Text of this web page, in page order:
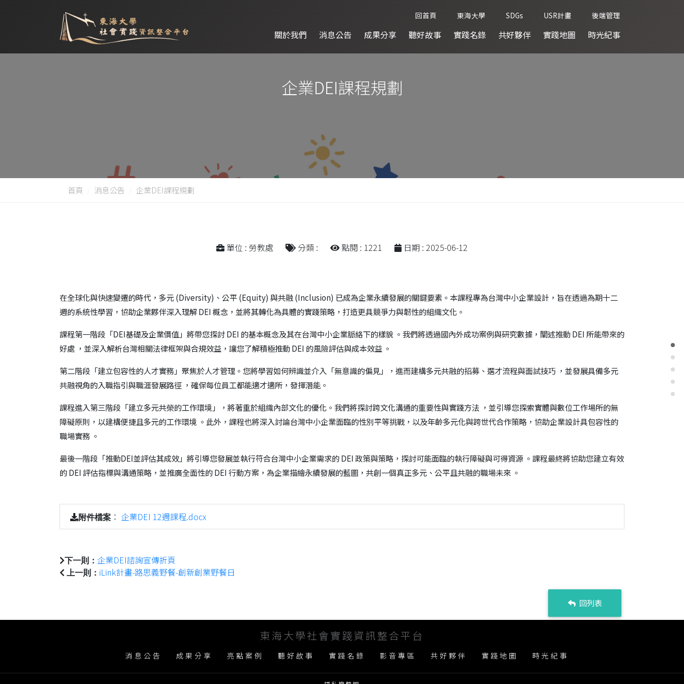
回首頁 東海大學 SDGs USR計畫 後端管理
關於我們 消息公告 成果分享 聽好故事 實踐名錄 共好夥伴 實踐地圖 時光紀事
企業DEI課程規劃
首頁 消息公告 企業DEI課程規劃
單位 : 勞教處 分類 : 點閱 : 1221 日期 : 2025-06-12
在全球化與快速變遷的時代，多元 (Diversity)、公平 (Equity) 與共融 (Inclusion) 已成為企業永續發展的關鍵要素。本課程專為台灣中小企業設計，旨在透過為期十二
週的系統性學習，協助企業夥伴深入理解 DEI 概念，並將其轉化為具體的實踐策略，打造更具競爭力與韌性的組織文化。
課程第一階段「DEI基礎及企業價值」將帶您探討 DEI 的基本概念及其在台灣中小企業脈絡下的樣貌 。我們將透過國內外成功案例與研究數據，闡述推動 DEI 所能帶來的
好處 ，並深入解析台灣相關法律框架與合規效益，讓您了解積極推動 DEI 的風險評估與成本效益 。
第二階段「建立包容性的人才實務」聚焦於人才管理。您將學習如何辨識並介入「無意識的偏見」，進而建構多元共融的招募、選才流程與面試技巧 ，並發展具備多元
共融視角的入職指引與職涯發展路徑 ，確保每位員工都能適才適所，發揮潛能。
課程進入第三階段「建立多元共榮的工作環境」，將著重於組織內部文化的優化。我們將探討跨文化溝通的重要性與實踐方法 ，並引導您探索實體與數位工作場所的無
障礙原則，以建構便捷且多元的工作環境 。此外，課程也將深入討論台灣中小企業面臨的性別平等挑戰，以及年齡多元化與跨世代合作策略，協助企業設計具包容性的
職場實務 。
最後一階段「推動DEI並評估其成效」將引導您發展並執行符合台灣中小企業需求的 DEI 政策與策略，探討可能面臨的執行障礙與可得資源 。課程最終將協助您建立有效
的 DEI 評估指標與溝通策略，並推廣全面性的 DEI 行動方案，為企業描繪永續發展的藍圖，共創一個真正多元、公平且共融的職場未來 。
附件檔案 ： 企業DEI 12週課程.docx
下一則： 企業DEI諮詢宣傳折頁
上一則： iLink計畫-路思義野餐-創新創業野餐日
回列表
東海大學社會實踐資訊整合平台
消息公告 成果分享 亮點案例 聽好故事 實踐名錄 影音專區 共好夥伴 實踐地圖 時光紀事